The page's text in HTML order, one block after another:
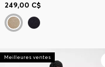
249,00 C$
Meilleures ventes